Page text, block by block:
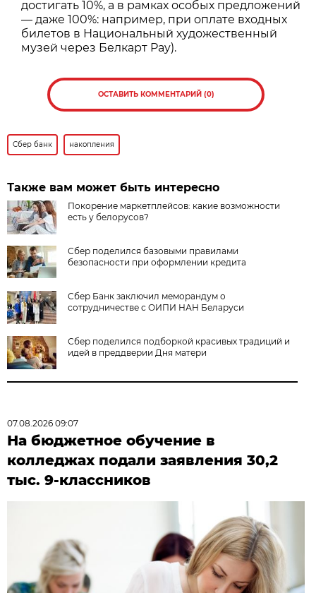
достигать 10%, а в рамках особых предложений
— даже 100%: например, при оплате входных
билетов в Национальный художественный
музей через Белкарт Pay).
ОСТАВИТЬ КОММЕНТАРИЙ (0)
Сбер банк накопления
Также вам может быть интересно
Покорение маркетплейсов: какие возможности
есть у белорусов?
Сбер поделился базовыми правилами
безопасности при оформлении кредита
Сбер Банк заключил меморандум о
сотрудничестве с ОИПИ НАН Беларуси
Сбер поделился подборкой красивых традиций и
идей в преддверии Дня матери
07.08.2026 09:07
На бюджетное обучение в
колледжах подали заявления 30,2
тыс. 9-классников